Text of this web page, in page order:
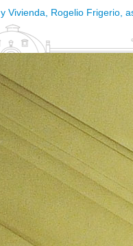
Vivienda, Rogelio Frigerio,